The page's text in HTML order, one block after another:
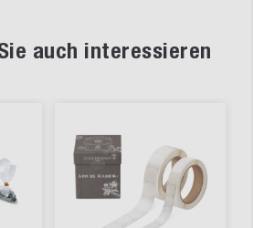
auch interessieren